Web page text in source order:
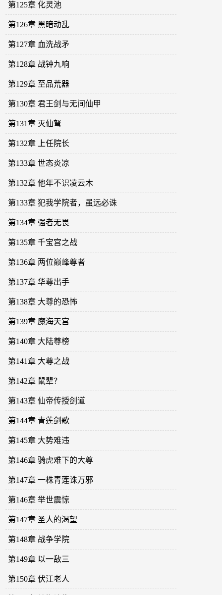
第125章 化灵池
第126章 黑暗动乱
第127章 血洗战矛
第128章 战钟九响
第129章 至品荒器
第130章 君王剑与无间仙甲
第131章 灭仙弩
第132章 上任院长
第133章 世态炎凉
第132章 他年不识凌云木
第133章 犯我学院者，虽远必诛
第134章 强者无畏
第135章 千宝宫之战
第136章 两位巅峰尊者
第137章 华尊出手
第138章 大尊的恐怖
第139章 魔海天宫
第140章 大陆尊榜
第141章 大尊之战
第142章 鼠辈？
第143章 仙帝传授剑道
第144章 青莲剑歌
第145章 大势难违
第146章 骑虎难下的大尊
第147章 一株青莲诛万邪
第146章 举世震惊
第147章 圣人的渴望
第148章 战争学院
第149章 以一敌三
第150章 伏江老人